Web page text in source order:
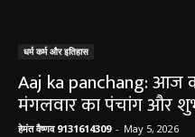
धर्म कर्म और इतिहास
Aaj ka panchang: आज
मंगलवार का पंचांग और
हेमंत वैष्णव 9131614309 - May 5, 2026